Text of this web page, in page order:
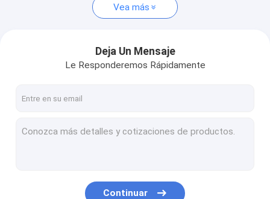
Vea más
Deja Un Mensaje
Le Responderemos Rápidamente
Continuar